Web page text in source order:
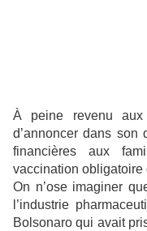
À peine revenu
d’annoncer dans
financières aux
vaccination obligatoire
On n’ose imaginer
l’industrie
Bolsonaro qui avait